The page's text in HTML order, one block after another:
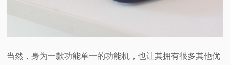
当然，身为一款功能单一的功能机，也让其拥有很多其他优